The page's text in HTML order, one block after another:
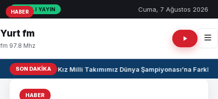
CANLI YAYIN Cuma, 7 Ağustos 2026
Yurt fm
fm 97.8 Mhz
SON DAKIKAU17 Kız Milli Takımımız Dünya Şampiyonası’na Farklı
HABER
HABER
HABER
HABER